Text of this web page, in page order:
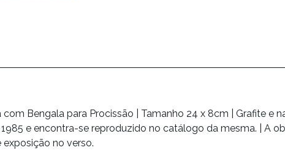
Bengala para Procissão | Tamanho 24 x 8cm | Grafite e
e encontra-se reproduzido no catálogo da mesma. | A
no verso.